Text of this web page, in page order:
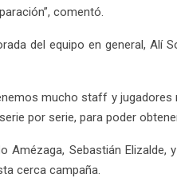
comentó.
del equipo en general, Alí
mucho staff y
por serie, para poder
Amézaga, Sebastián
cerca campaña.